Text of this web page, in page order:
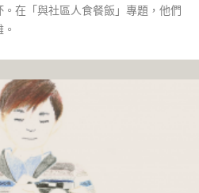
在「與社區人食餐飯」專題，他們